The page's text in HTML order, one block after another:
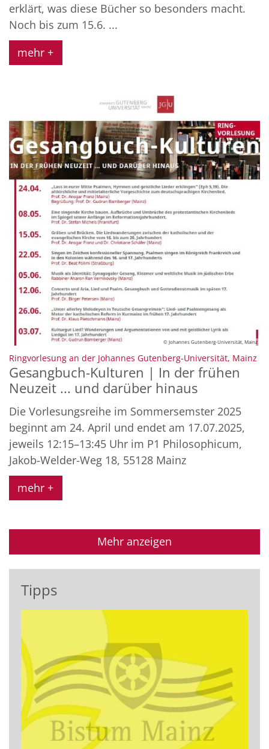
erklärt, was diese Bücher so besonders macht.
Noch bis zum 15.6. ...
mehr +
© Johannes Gutenberg-Universität, Mainz
Ringvorlesung an der Johannes Gutenberg-Universität, Mainz
Gesangbuch-Kulturen | In der frühen
Neuzeit ... und darüber hinaus
Die Vorlesungsreihe im Sommersemster 2025
beginnt am 24. April und endet am 17.07.2025,
jeweils 12:15–13:45 Uhr im P1 Philosophicum,
Jakob-Welder-Weg 18, 55128 Mainz
mehr +
Mehr anzeigen
Tipps